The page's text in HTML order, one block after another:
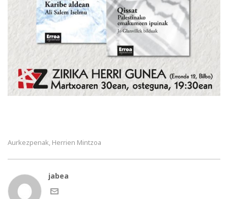
Aurkezpenak, Herrien Mintzoa
jabea